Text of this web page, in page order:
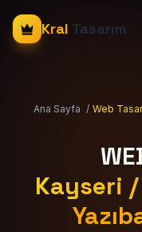
Kral Tasarım
Ana Sayfa / Web
Kayseri